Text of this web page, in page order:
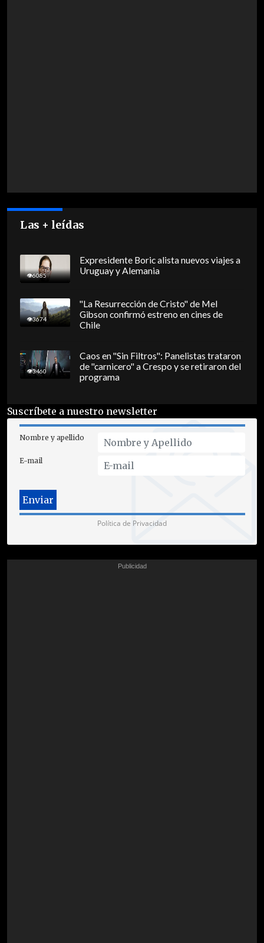
Las + leídas
6085
Expresidente Boric alista nuevos viajes a
Uruguay y Alemania
3674
"La Resurrección de Cristo" de Mel
Gibson confirmó estreno en cines de
Chile
3460
Caos en "Sin Filtros": Panelistas trataron
de "carnicero" a Crespo y se retiraron del
programa
Suscríbete a nuestro newsletter
Nombre y apellido
E-mail
Política de Privacidad